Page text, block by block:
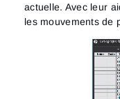
actuelle. Avec leur
les mouvements de